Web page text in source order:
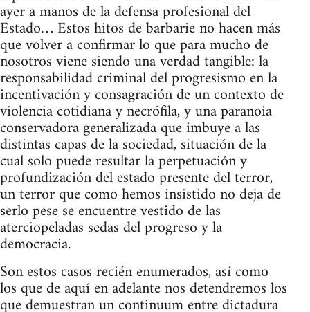
ayer a manos de la defensa profesional del
Estado… Estos hitos de barbarie no hacen más
que volver a confirmar lo que para mucho de
nosotros viene siendo una verdad tangible: la
responsabilidad criminal del progresismo en la
incentivación y consagración de un contexto de
violencia cotidiana y necrófila, y una paranoia
conservadora generalizada que imbuye a las
distintas capas de la sociedad, situación de la
cual solo puede resultar la perpetuación y
profundización del estado presente del terror,
un terror que como hemos insistido no deja de
serlo pese se encuentre vestido de las
aterciopeladas sedas del progreso y la
democracia.
Son estos casos recién enumerados, así como
los que de aquí en adelante nos detendremos los
que demuestran un continuum entre dictadura